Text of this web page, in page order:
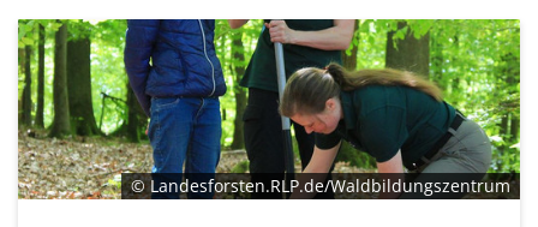
© Landesforsten.RLP.de/Waldbildungszentrum